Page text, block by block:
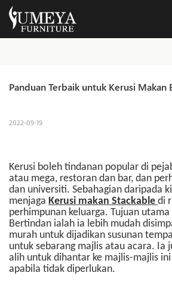
Panduan Terbaik untuk Kerusi
2022-09-19
Kerusi boleh tindanan popular di
atau mega, restoran dan bar, dan
dan universiti. Sebahagian daripada
menjaga Kerusi makan Stackable di
perhimpunan keluarga. Tujuan
Bertindan ialah ia lebih mudah
murah untuk dijadikan susunan
untuk sebarang majlis atau acara. Ia
alih untuk dihantar ke majlis-majlis
apabila tidak diperlukan.